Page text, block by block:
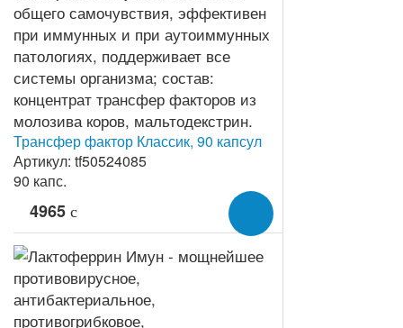
Трансфер фактор Классик, 90 капсул
Артикул: tf50524085
90 капс.
4965 c